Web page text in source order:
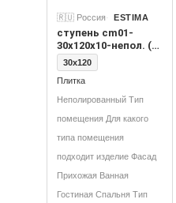
🇷🇺 Россия ESTIMA
ступень cm01-
30x120x10-непол. (с
насечками)
30x120
Плитка
Неполированный Тип
помещения Для какого
типа помещения
подходит изделие Фасад
Прихожая Ванная
Гостиная Спальня Тип